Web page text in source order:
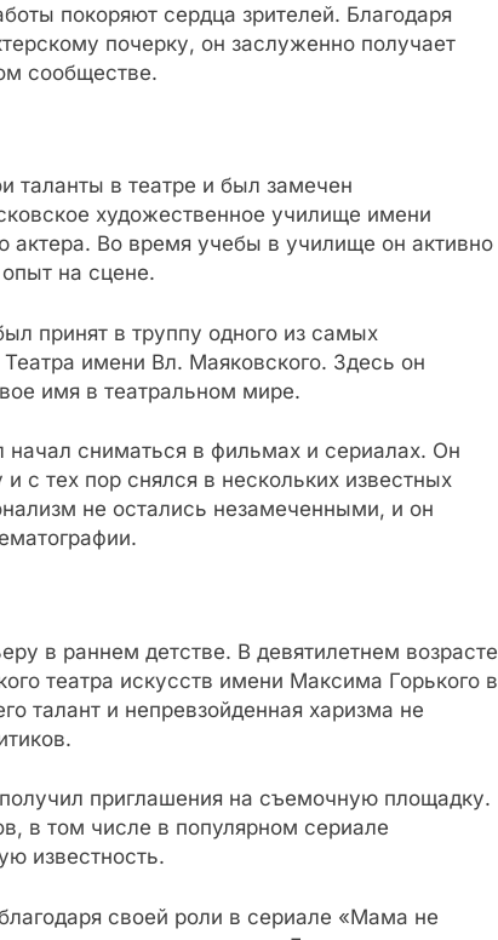
покоряют сердца зрителей. Благодаря
почерку, он заслуженно получает
сообществе.
таланты в театре и был замечен
художественное училище имени
актера. Во время учебы в училище он активно
на сцене.
принят в труппу одного из самых
имени Вл. Маяковского. Здесь он
имя в театральном мире.
начал сниматься в фильмах и сериалах. Он
с тех пор снялся в нескольких известных
не остались незамеченными, и он
в раннем детстве. В девятилетнем возрасте
театра искусств имени Максима Горького в
талант и непревзойденная харизма не
приглашения на съемочную площадку.
в том числе в популярном сериале
известность.
своей роли в сериале «Мама не